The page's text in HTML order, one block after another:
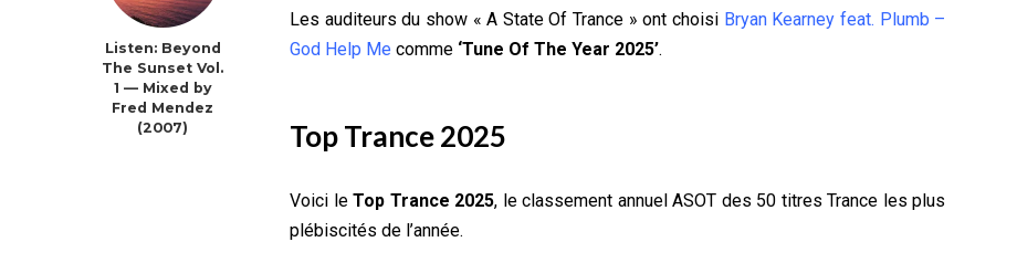
Listen: Beyond
The Sunset Vol.
1 — Mixed by
Fred Mendez
(2007)
Les auditeurs du show « A State Of Trance » ont choisi Bryan Kearney feat. Plumb –
God Help Me comme ‘Tune Of The Year 2025’.
Top Trance 2025
Voici leTop Trance 2025, le classement annuel ASOT des 50 titres Trance les plus
plébiscités de l’année.